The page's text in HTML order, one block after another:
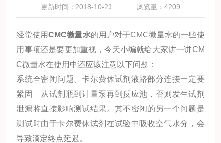
更新时间：2018-10-23 浏览量：4209
经常使用CMC微量水的用户对于CMC微量水的一些使
用事项还是要更加重视，今天小编就给大家讲一讲CM
C微量水在使用中还应该注意以下问题：
系统全密闭问题。卡尔费休试剂液路部分连接一定要
紧固，从试剂瓶到计量泵再到反应池，否则发生试剂
泄漏将直接影响测试结果。其不密闭的另一个问题是
测试时由于卡尔费休试剂在试验中吸收空气水分，会
导致滴定终点延迟。